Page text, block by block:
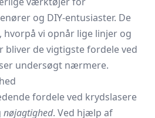
og DIY-entusiaster. De
vi opnår lige linjer og
bliver de vigtigste fordele ved
undersøgt nærmere.
fordele ved krydslasere
nøjagtighed. Ved hjælp af